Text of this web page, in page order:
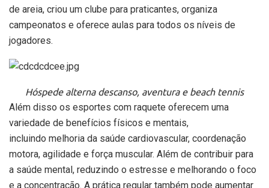
de areia, criou um clube para praticantes, organiza
campeonatos e oferece aulas para todos os níveis de
jogadores.
Hóspede alterna descanso, aventura e beach tennis
Além disso os esportes com raquete oferecem uma
variedade de benefícios físicos e mentais,
incluindo melhoria da saúde cardiovascular, coordenação
motora, agilidade e força muscular. Além de contribuir para
a saúde mental, reduzindo o estresse e melhorando o foco
e a concentração. A prática regular também pode aumentar